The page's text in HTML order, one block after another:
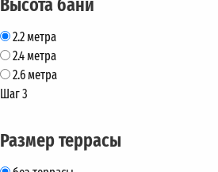
2.2 метра
2.4 метра
2.6 метра
Шаг 3
Размер террасы